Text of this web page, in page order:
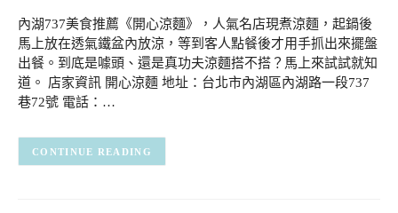
內湖737美食推薦《開心涼麵》，人氣名店現煮涼麵，起鍋後
馬上放在透氣鐵盆內放涼，等到客人點餐後才用手抓出來擺盤
出餐。到底是噱頭、還是真功夫涼麵搭不搭？馬上來試試就知
道。 店家資訊 開心涼麵 地址：台北市內湖區內湖路一段737
巷72號 電話：…
CONTINUE READING